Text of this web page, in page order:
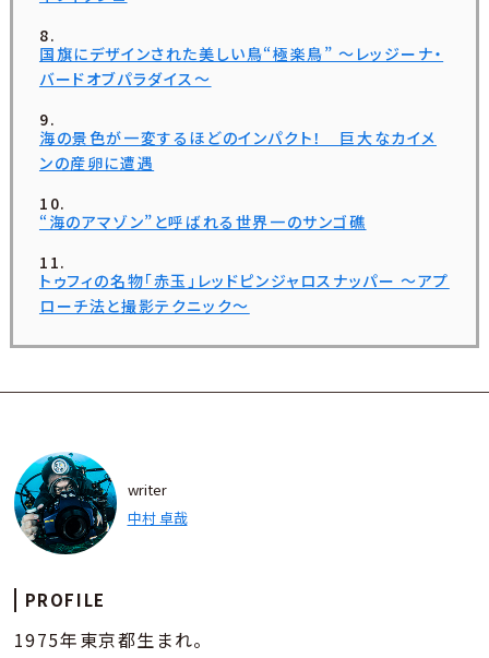
国旗にデザインされた美しい鳥“極楽鳥” ～レッジーナ・
バードオブパラダイス～
海の景色が一変するほどのインパクト！ 巨大なカイメ
ンの産卵に遭遇
“海のアマゾン”と呼ばれる世界一のサンゴ礁
トゥフィの名物「赤玉」レッドピンジャロスナッパー ～アプ
ローチ法と撮影テクニック～
writer
中村 卓哉
PROFILE
1975年東京都生まれ。